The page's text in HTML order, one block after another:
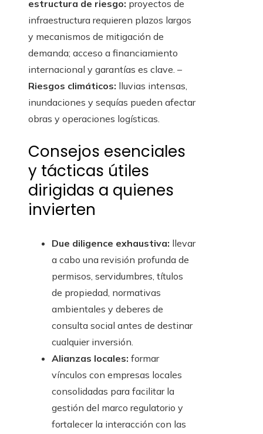
estructura de riesgo: proyectos de
infraestructura requieren plazos largos
y mecanismos de mitigación de
demanda; acceso a financiamiento
internacional y garantías es clave. –
Riesgos climáticos: lluvias intensas,
inundaciones y sequías pueden afectar
obras y operaciones logísticas.
Consejos esenciales
y tácticas útiles
dirigidas a quienes
invierten
Due diligence exhaustiva: llevar
a cabo una revisión profunda de
permisos, servidumbres, títulos
de propiedad, normativas
ambientales y deberes de
consulta social antes de destinar
cualquier inversión.
Alianzas locales: formar
vínculos con empresas locales
consolidadas para facilitar la
gestión del marco regulatorio y
fortalecer la interacción con las